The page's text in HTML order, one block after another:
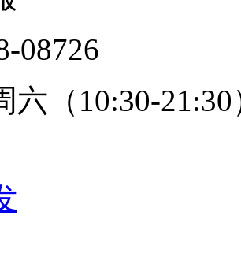
08726
六（10:30-21:30